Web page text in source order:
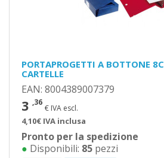
PORTAPROGETTI A BOTTONE
CARTELLE
EAN: 8004389007379
3 ,36
€ IVA escl.
4,10€ IVA inclusa
Pronto per la spedizione
● Disponibili: 85 pezzi